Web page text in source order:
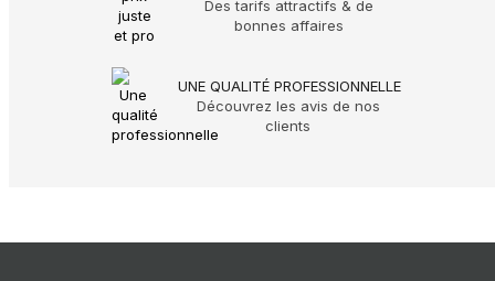
Des tarifs attractifs & de
bonnes affaires
UNE QUALITÉ PROFESSIONNELLE
Découvrez les avis de nos
clients